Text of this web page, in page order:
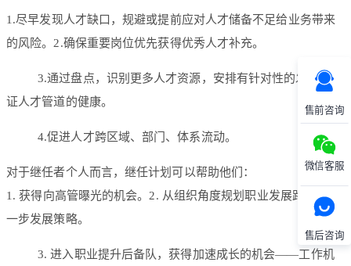
售前咨询
微信客服
售后咨询
1.尽早发现人才缺口，规避或提前应对人才储备不足给业务带来
的风险。2.确保重要岗位优先获得优秀人才补充。
3.通过盘点，识别更多人才资源，安排有针对性的发展，保
证人才管道的健康。
4.促进人才跨区域、部门、体系流动。
对于继任者个人而言，继任计划可以帮助他们：
1. 获得向高管曝光的机会。2. 从组织角度规划职业发展路径和下
一步发展策略。
3. 进入职业提升后备队，获得加速成长的机会——工作机